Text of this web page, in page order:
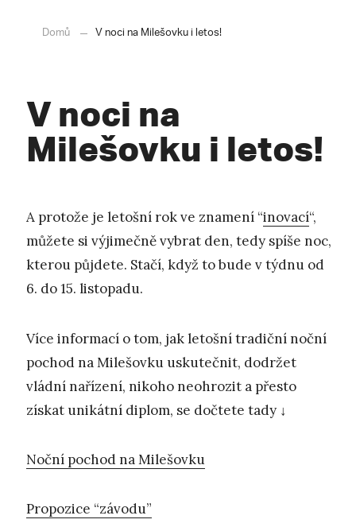
Domů V noci na Milešovku i letos!
V noci na
Milešovku i letos!
A protože je letošní rok ve znamení “inovací“,
můžete si výjimečně vybrat den, tedy spíše noc,
kterou půjdete. Stačí, když to bude v týdnu od
6. do 15. listopadu.
Více informací o tom, jak letošní tradiční noční
pochod na Milešovku uskutečnit, dodržet
vládní nařízení, nikoho neohrozit a přesto
získat unikátní diplom, se dočtete tady ↓
Noční pochod na Milešovku
Propozice “závodu”